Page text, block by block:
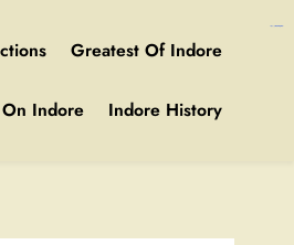
Greatest Of Indore
On Indore Indore History